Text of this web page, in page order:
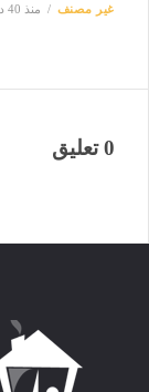
غير مصنف منذ 40 دقيقة
0 تعليق